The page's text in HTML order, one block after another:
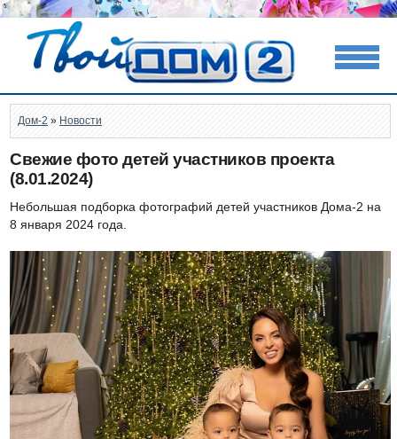
Дом-2 » Новости
Свежие фото детей участников проекта
(8.01.2024)
Небольшая подборка фотографий детей участников Дома-2 на
8 января 2024 года.